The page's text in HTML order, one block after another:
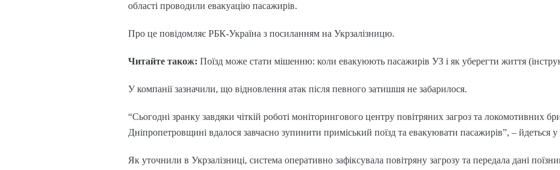
області проводили евакуацію пасажирів.
Про це повідомляє РБК-Україна з посиланням на Укрзалізницю.
Читайте також: Поїзд може стати мішенню: коли евакуюють пасажирів УЗ і як уберегти життя
У компанії зазначили, що відновлення атак після певного затишшя не забарилося.
“Сьогодні зранку завдяки чіткій роботі моніторингового центру повітряних загроз та локомотивних
Дніпропетровщині вдалося завчасно зупинити приміський поїзд та евакуювати пасажирів”, – йдеться у
Як уточнили в Укрзалізниці, система оперативно зафіксувала повітряну загрозу та передала дані